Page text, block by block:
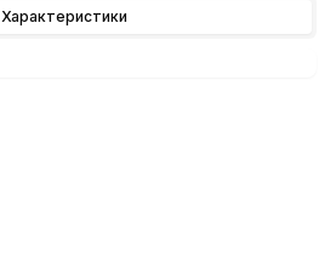
Характеристики